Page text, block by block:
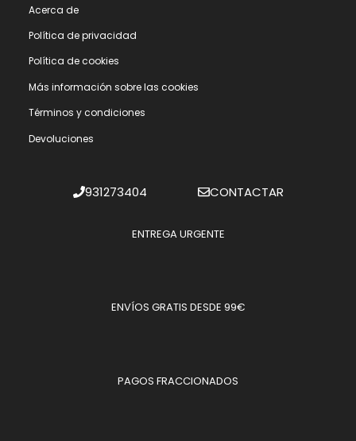
Acerca de
Polí­tica de privacidad
Polí­tica de cookies
Más información sobre las cookies
Términos y condiciones
Devoluciones
931273404 CONTACTAR
ENTREGA URGENTE
ENVÍOS GRATIS DESDE 99€
PAGOS FRACCIONADOS